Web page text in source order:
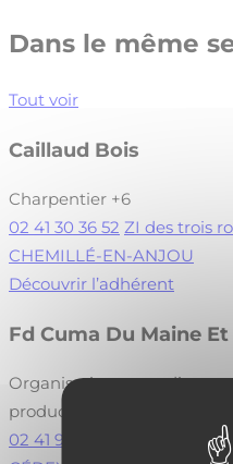
Dans le même
Tout voir
Caillaud Bois
Charpentier +6
02 41 30 36 52 ZI des trois
CHEMILLÉ-EN-ANJOU
Découvrir l’adhérent
Fd Cuma Du Maine
Organisation et syndicat
production Bois
02 41 96 75 48
3 rue Carl